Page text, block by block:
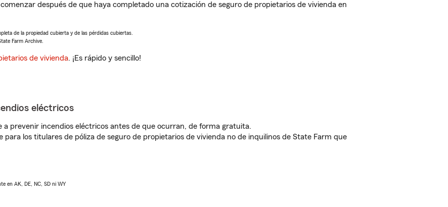
después de que haya completado una cotización de seguro de propietarios de vivienda en
de la propiedad cubierta y de las pérdidas cubiertas.
Farm Archive.
de vivienda. ¡Es rápido y sencillo!
eléctricos
prevenir incendios eléctricos antes de que ocurran, de forma gratuita.
para los titulares de póliza de seguro de propietarios de vivienda no de inquilinos de State Farm que
en AK, DE, NC, SD ni WY